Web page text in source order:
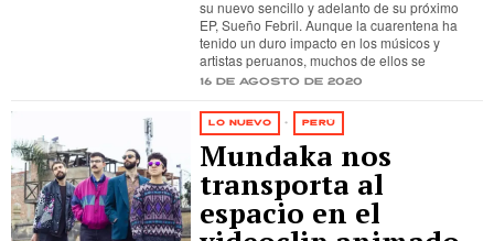
su nuevo sencillo y adelanto de su próximo
EP, Sueño Febril. Aunque la cuarentena ha
tenido un duro impacto en los músicos y
artistas peruanos, muchos de ellos se
16 de agosto de 2020
LO NUEVO · PERÚ
Mundaka nos
transporta al
espacio en el